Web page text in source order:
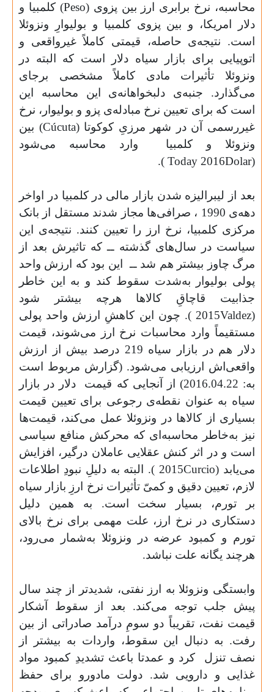
محاسبه، نرخ برابری ارز بین پزوی (Peso) کلمبیا و
دلار امریکا، و بین پزوی کلمبیا و بولیوارِ ونزوئلا
است. نتیجه‌ی حاصله، قیمتی کاملاً غیرواقعی و
اتوپیایی برای بازار سیاه دلار است که البته در
ونزوئلا تأثیرات مادی کاملاً مشخصی برجای
می‌گذارد. جنبه‌ی دلبخواهانه‌ی این محاسبه این
است که برای تعیین نرخ مبادله‌ی پزو و بولیوار، نرخ
غیررسمی آن در شهر مرزیِ کوکوتا (Cúcuta) بین
ونزوئلا و کلمبیا
وارد محاسبه می‌شود
(
Dolar
Today 2016
).
بعد از لیبرالیزه شدن بازار مالی در کلمبیا در اواخر
دهه‌ی 1990 ، صرافی‌ها مجاز شدند مستقل از بانک
مرکزی کلمبیا، نرخ ارز را تعیین کنند. نتیجه‌ی این
سیاست در سال‌های گذشته ــ که تاثیرش بعد از
مرگ چاوز بیشتر هم شد ــ
این بود که ارزش واحد
پولی بولیوار به‌شدت سقوط کند و به این خاطر
جذابیت قاچاقِ کالاها هرچه بیشتر شود
(
Valdez
2015 ). چون این کاهشِ ارزش واحد پولی
مستقیماً وارد محاسبات نرخ ارز می‌شوند، قیمت
دلار هم در بازار سیاه 219 درصد بیش از ارزش
واقعی‌اش ارزیابی می‌شود. (گزارش مربوط است
به: 2016.04.22) از آنجایی که قیمت
دلار در بازار
سیاه به عنوان نقطه‌ی رجوعی برای تعیین قیمت
بسیاری از کالاها در ونزوئلا عمل می‌کند، قیمت‌ها
نیز به‌خاطر محاسبه‌ای که محرکش منافع سیاسی
است و در اثر کنش عقلایی عاملان درگیر، افزایش
می‌یابد (Curcio
2015 ). البته به دلیلِ نبودِ اطلاعات
لازم، تعیین دقیق و کمیّ تأثیرات نرخ ارزِ بازار سیاه
بر تورم، بسیار سخت است. به همین دلیل
دستکاری در نرخ ارز، علت مهمی برای نرخ بالای
تورم و کمبود عرضه در ونزوئلا به‌شمار می‌رود،
هرچند یگانه علت نباشد.
وابستگی ونزوئلا به ارز نفتی، شدیدتر از چند سال
پیش جلب توجه می‌کند. بعد از سقوط آشکار
قیمت نفت، تقریباً دو سومِ درآمد صادراتی از بین
رفت. به دنبال این سقوط، واردات به بیشتر از
نصف تنزل
کرد و عمدتا باعث تشدیدِ کمبود مواد
غذایی و دارویی ‌شد. دولت مادورو برای حفظ